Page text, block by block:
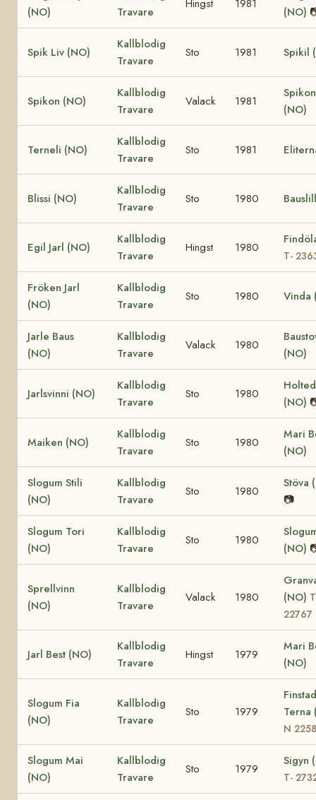
(NO)
Travare
Hingst 1981
(NO)
Spik Liv (NO)
Kallblodig
Travare
Sto 1981 Spikil
Spikon (NO)
Kallblodig
Travare
Valack 1981
(NO)
Terneli (NO)
Kallblodig
Travare
Sto 1981
Blissi (NO)
Kallblodig
Travare
Sto 1980
Egil Jarl (NO)
Kallblodig
Travare
Hingst 1980
T-
Fröken Jarl
(NO)
Kallblodig
Travare
Sto 1980 Vinda
Jarle Baus
(NO)
Kallblodig
Travare
Valack 1980
(NO)
Jarlsvinni (NO)
Kallblodig
Travare
Sto 1980
(NO)
Maiken (NO)
Kallblodig
Travare
Sto 1980
Mari
(NO)
Slogum Stili
(NO)
Kallblodig
Travare
Sto 1980
Stöva
📷
Slogum Tori
(NO)
Kallblodig
Travare
Sto 1980
(NO)
Sprellvinn
(NO)
Kallblodig
Travare
Valack 1980
(NO)
22767
Jarl Best (NO)
Kallblodig
Travare
Hingst 1979
Mari
(NO)
Slogum Fia
(NO)
Kallblodig
Travare
Sto 1979
Finstad
Terna
N
Slogum Mai
(NO)
Kallblodig
Travare
Sto 1979
Sigyn
T-